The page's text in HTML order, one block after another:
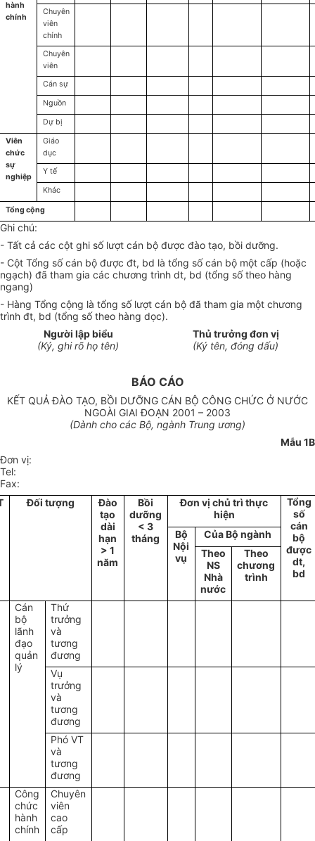
hành
chính
Chuyên
viên
chính
Chuyên
viên
Cán sự
Nguồn
Dự bị
Viên
chức
sự
nghiệp
Giáo
dục
Y tế
Khác
Tổng cộng
Ghi chú:
- Tất cả các cột ghi số lượt cán bộ được đào tạo, bồi dưỡng.
- Cột Tổng số cán bộ được đt, bd là tổng số cán bộ một cấp (hoặc
ngạch) đã tham gia các chương trình dt, bd (tổng số theo hàng
ngang)
- Hàng Tổng cộng là tổng số lượt cán bộ đã tham gia một chương
trình đt, bd (tổng số theo hàng dọc).
Người lập biểu
(Ký, ghi rõ họ tên)
Thủ trưởng đơn vị
(Ký tên, đóng dấu)
BÁO CÁO
KẾT QUẢ ĐÀO TẠO, BỒI DƯỠNG CÁN BỘ CÔNG CHỨC Ở NƯỚC
NGOÀI GIAI ĐOẠN 2001 – 2003
(Dành cho các Bộ, ngành Trung ương)
Mẫu 1B
Đơn vị:
Tel:
Fax:
Đối tượng
Đào
tạo
dài
hạn
> 1
năm
Bồi
dưỡng
< 3
tháng
Đơn vị chủ trì thực
hiện
Tổng
số
cán
bộ
được
dt,
bd
Bộ
Nội
vụ
Của Bộ ngành
Theo
NS
Nhà
nước
Theo
chương
trình
Cán
bộ
lãnh
đạo
quản
lý
Thứ
trưởng
và
tương
đương
Vụ
trưởng
và
tương
đương
Phó VT
và
tương
đương
Công
chức
hành
chính
Chuyên
viên
cao
cấp